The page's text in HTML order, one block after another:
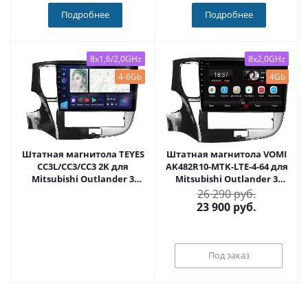
Подробнее Подробнее
8x1,6/2,0GHz
4-6Gb
Штатная магнитола TEYES
CC3L/CC3/CC3 2K для
Mitsubishi Outlander 3
8x2,0GHz
4Gb
Штатная магнитола VOMI
AK482R10-MTK-LTE-4-64 для
Mitsubishi Outlander 3
2020+ на Android 10
26 290 руб.
23 900 руб.
Под заказ